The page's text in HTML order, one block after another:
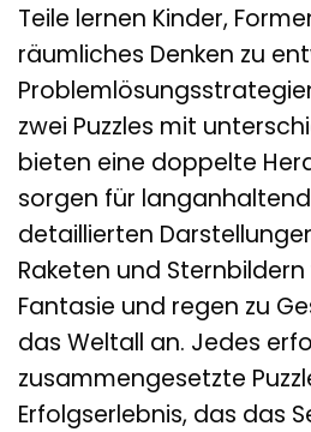
Teile lernen Kinder,
räumliches Denken zu
zwei Puzzles mit
bieten eine doppelte
sorgen für
detaillierten
Raketen und
Fantasie und regen zu
das Weltall an. Jedes
zusammengesetzte
Erfolgserlebnis, das das